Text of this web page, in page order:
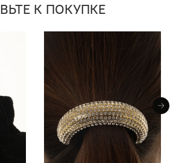
К ПОКУПКЕ